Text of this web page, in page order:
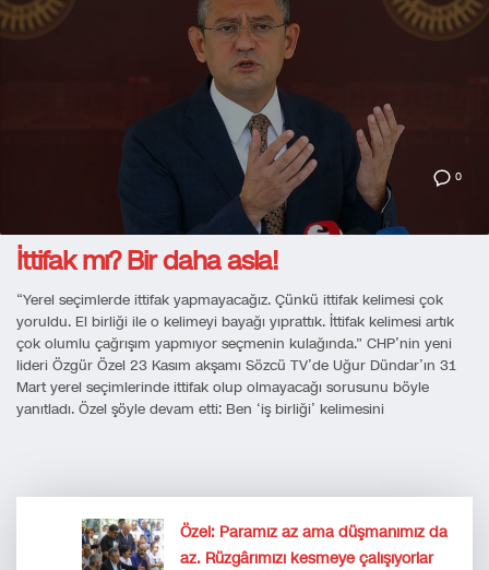
0
İttifak mı? Bir daha asla!
“Yerel seçimlerde ittifak yapmayacağız. Çünkü ittifak kelimesi çok
yoruldu. El birliği ile o kelimeyi bayağı yıprattık. İttifak kelimesi artık
çok olumlu çağrışım yapmıyor seçmenin kulağında.” CHP’nin yeni
lideri Özgür Özel 23 Kasım akşamı Sözcü TV’de Uğur Dündar’ın 31
Mart yerel seçimlerinde ittifak olup olmayacağı sorusunu böyle
yanıtladı. Özel şöyle devam etti: Ben ‘iş birliği’ kelimesini
Özel: Paramız az ama düşmanımız da
az. Rüzgârımızı kesmeye çalışıyorlar